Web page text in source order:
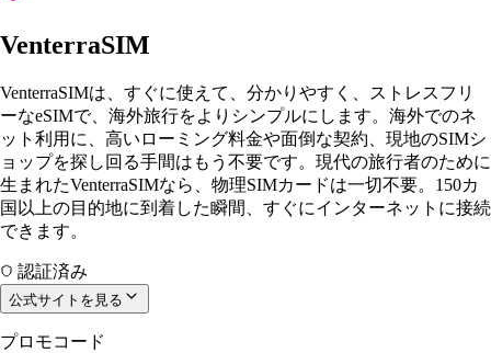
VenterraSIM
VenterraSIMは、すぐに使えて、分かりやすく、ストレスフリ
ーなeSIMで、海外旅行をよりシンプルにします。海外でのネ
ット利用に、高いローミング料金や面倒な契約、現地のSIMシ
ョップを探し回る手間はもう不要です。現代の旅行者のために
生まれたVenterraSIMなら、物理SIMカードは一切不要。150カ
国以上の目的地に到着した瞬間、すぐにインターネットに接続
できます。
認証済み
公式サイトを見る
プロモコード